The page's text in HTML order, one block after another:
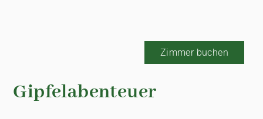
Gipfelabenteuer
Zimmer buchen